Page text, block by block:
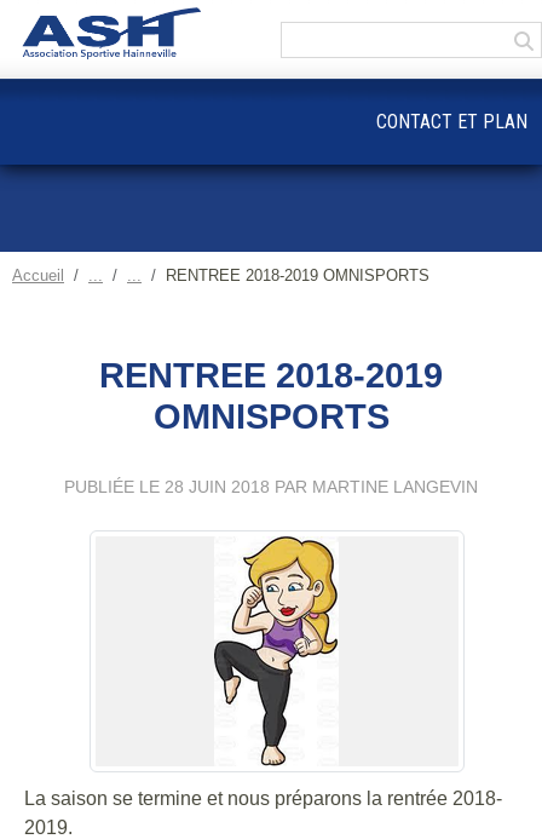
Accueil RENTREE 2018-2019 OMNISPORTS
RENTREE 2018-2019
OMNISPORTS
PUBLIÉE LE 28 JUIN 2018 PAR MARTINE LANGEVIN
La saison se termine et nous préparons la rentrée 2018-
2019.
CONTACT ET PLAN
Panneau de gestion des cookies